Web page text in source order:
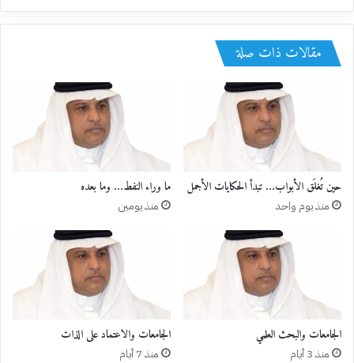
مقالات ذات صلة
حين تُغلَق الأبواب… تبدأ الحكايات الأجمل
منذ يوم واحد
ما وراء النفط… وما بعده
منذ يومين
الجامعات والبحث العلمي
منذ 3 أيام
الجامعات والاعتماد على الذات
منذ 7 أيام